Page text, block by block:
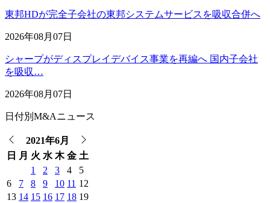
東邦HDが完全子会社の東邦システムサービスを吸収合併へ
2026年08月07日
シャープがディスプレイデバイス事業を再編へ 国内子会社
を吸収…
2026年08月07日
日付別M&Aニュース
2021年6月
日
月 火 水 木 金 土
1
2 3 4
5
6
7 8 9 10 11 12
13 14 15 16 17 18 19